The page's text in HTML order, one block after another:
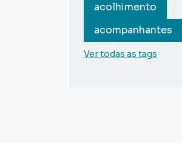
acolhimento
acompanhantes
Ver todas as tags